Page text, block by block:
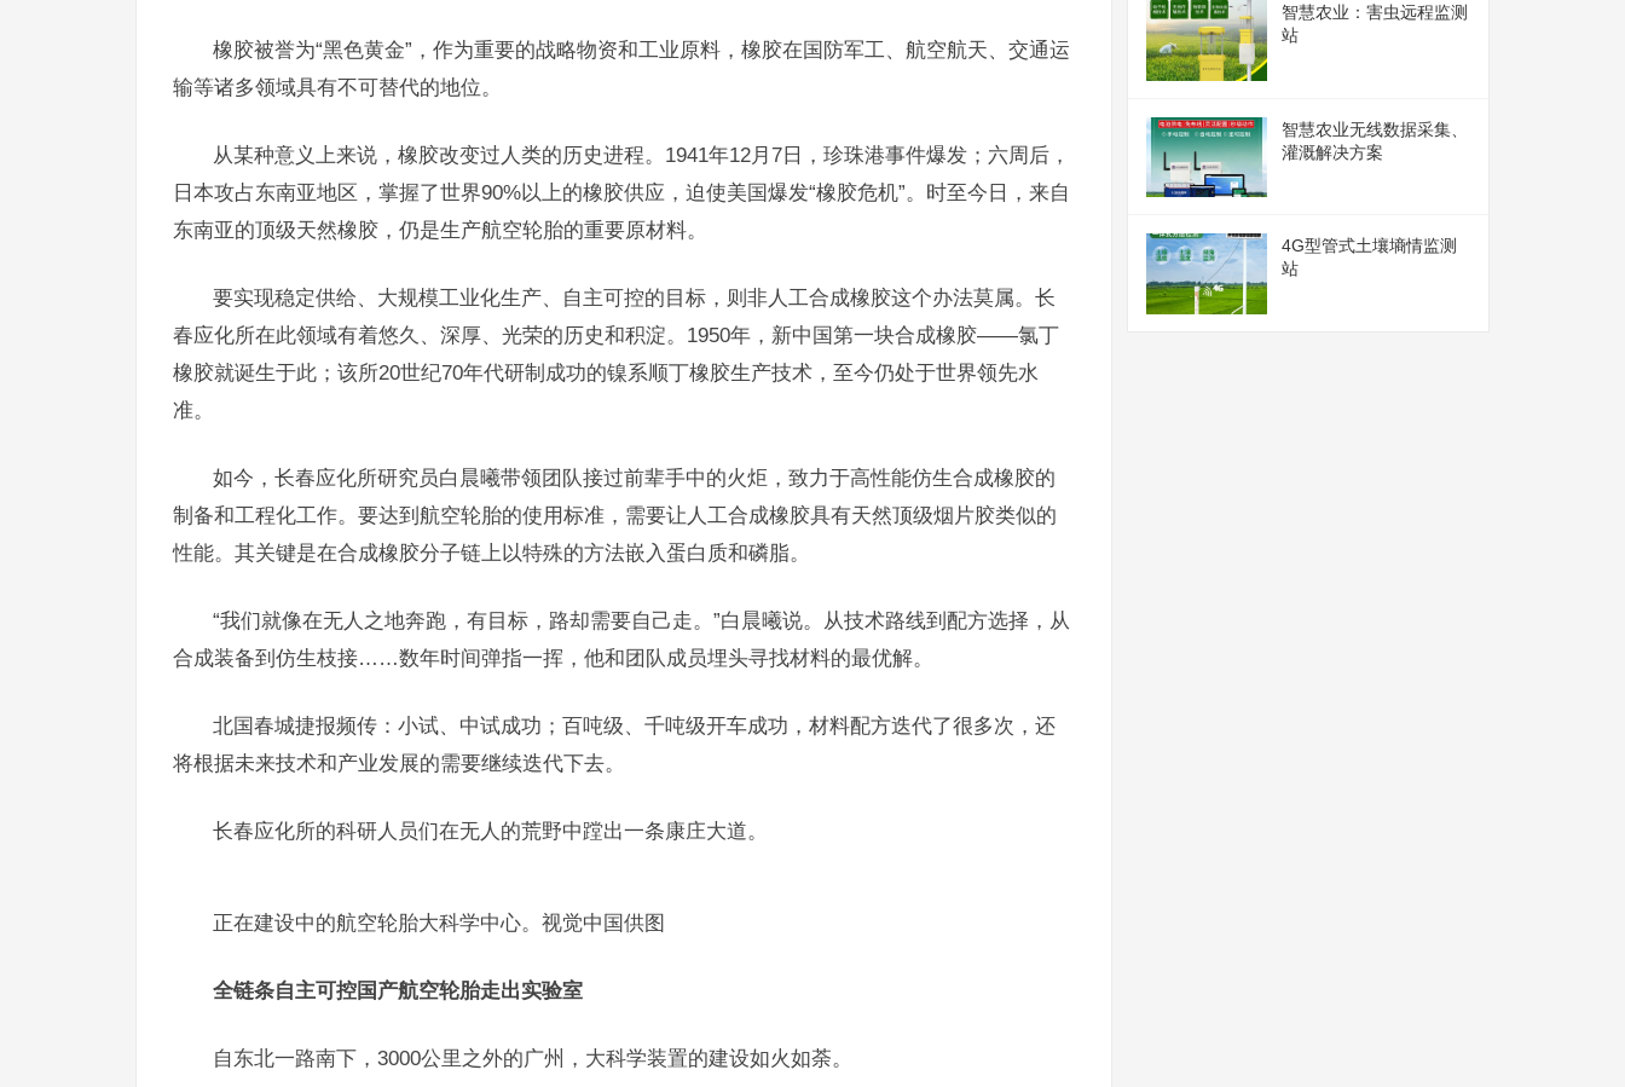
橡胶被誉为“黑色黄金”，作为重要的战略物资和工业原料，橡胶在国防军工、航空航天、交通运
输等诸多领域具有不可替代的地位。
从某种意义上来说，橡胶改变过人类的历史进程。1941年12月7日，珍珠港事件爆发；六周后，
日本攻占东南亚地区，掌握了世界90%以上的橡胶供应，迫使美国爆发“橡胶危机”。时至今日，来自
东南亚的顶级天然橡胶，仍是生产航空轮胎的重要原材料。
要实现稳定供给、大规模工业化生产、自主可控的目标，则非人工合成橡胶这个办法莫属。长
春应化所在此领域有着悠久、深厚、光荣的历史和积淀。1950年，新中国第一块合成橡胶——氯丁
橡胶就诞生于此；该所20世纪70年代研制成功的镍系顺丁橡胶生产技术，至今仍处于世界领先水
准。
如今，长春应化所研究员白晨曦带领团队接过前辈手中的火炬，致力于高性能仿生合成橡胶的
制备和工程化工作。要达到航空轮胎的使用标准，需要让人工合成橡胶具有天然顶级烟片胶类似的
性能。其关键是在合成橡胶分子链上以特殊的方法嵌入蛋白质和磷脂。
“我们就像在无人之地奔跑，有目标，路却需要自己走。”白晨曦说。从技术路线到配方选择，从
合成装备到仿生枝接……数年时间弹指一挥，他和团队成员埋头寻找材料的最优解。
北国春城捷报频传：小试、中试成功；百吨级、千吨级开车成功，材料配方迭代了很多次，还
将根据未来技术和产业发展的需要继续迭代下去。
长春应化所的科研人员们在无人的荒野中蹚出一条康庄大道。
正在建设中的航空轮胎大科学中心。视觉中国供图
全链条自主可控国产航空轮胎走出实验室
自东北一路南下，3000公里之外的广州，大科学装置的建设如火如荼。
智慧农业：害虫远程监测
站
智慧农业无线数据采集、
灌溉解决方案
4G型管式土壤墒情监测
站